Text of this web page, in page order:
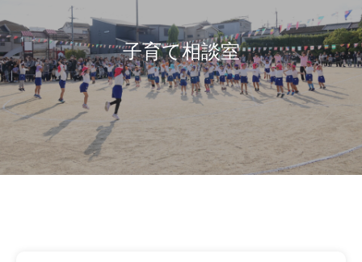
子育て相談室